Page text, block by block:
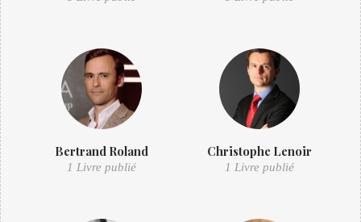
Bertrand Roland
1 Livre publié
Christophe Lenoir
1 Livre publié